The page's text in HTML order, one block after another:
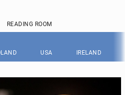
READING ROOM
USA IRELAND